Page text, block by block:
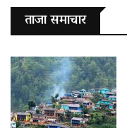
ताजा समाचार